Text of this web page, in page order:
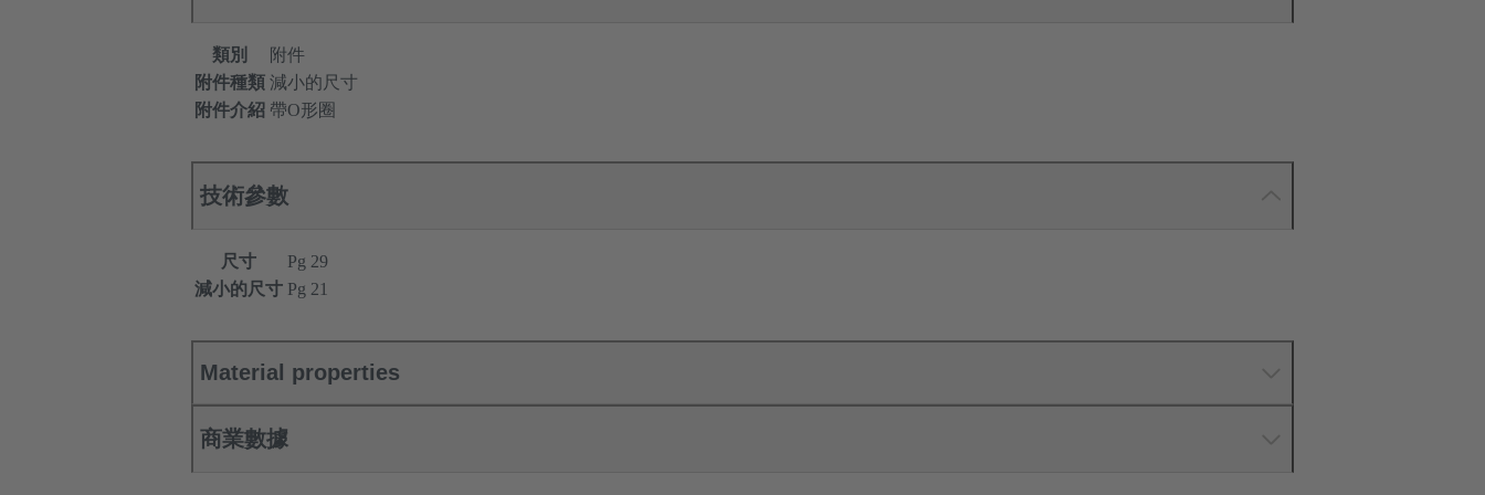
類別
附件
附件種類 減小的尺寸
附件介紹 帶O形圈
技術參數
尺寸
Pg 29
減小的尺寸 Pg 21
Material properties
商業數據